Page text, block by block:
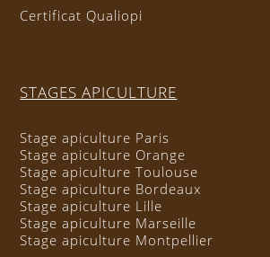
Certificat Qualiopi
STAGES APICULTURE
Stage apiculture Paris
Stage apiculture Orange
Stage apiculture Toulouse
Stage apiculture Bordeaux
Stage apiculture Lille
Stage apiculture Marseille
Stage apiculture Montpellier